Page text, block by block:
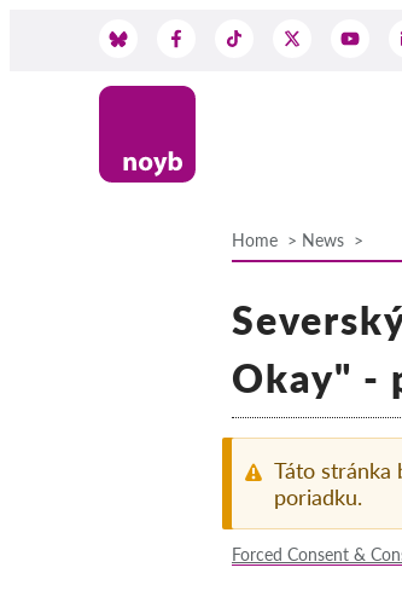
Home News
Okay" -
Táto stránka
poriadku.
Forced Consent &